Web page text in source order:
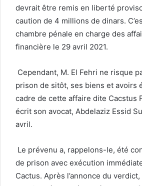
devrait être remis en liberté
caution de 4 millions de dinars.
chambre pénale en charge des
financière le 29 avril 2021.
Cependant, M. El Fehri ne risque
prison de sitôt, ses biens et avoirs
cadre de cette affaire dite Cacstus
écrit son avocat, Abdelaziz Essid
avril.
Le prévenu a, rappelons-le, été
de prison avec exécution
Cactus. Après l’annonce du